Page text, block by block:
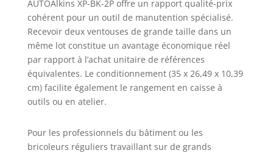
AUTOAlkins XP-BK-2P offre un rapport qualité-prix
cohérent pour un outil de manutention spécialisé.
Recevoir deux ventouses de grande taille dans un
même lot constitue un avantage économique réel
par rapport à l’achat unitaire de références
équivalentes. Le conditionnement (35 x 26,49 x 10,39
cm) facilite également le rangement en caisse à
outils ou en atelier.
Pour les professionnels du bâtiment ou les
bricoleurs réguliers travaillant sur de grands